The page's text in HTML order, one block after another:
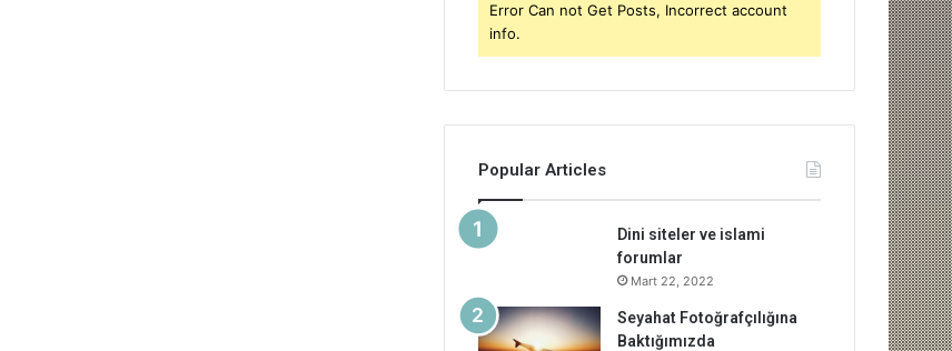
Error Can not Get Posts, Incorrect account
info.
Popular Articles
Dini siteler ve islami
forumlar
Mart 22, 2022
Seyahat Fotoğrafçılığına
Baktığımızda